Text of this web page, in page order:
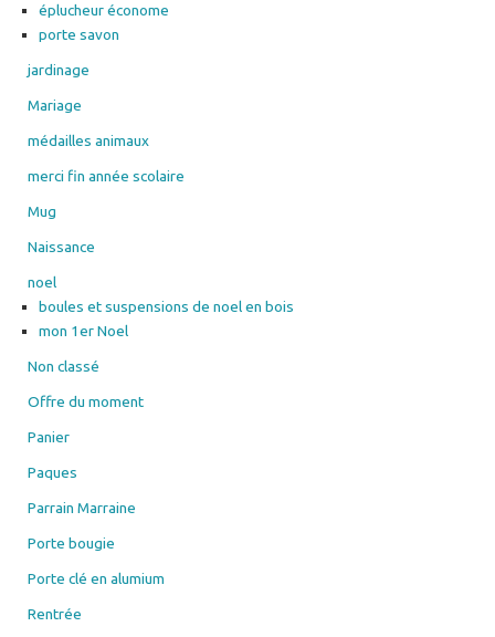
éplucheur économe
porte savon
jardinage
Mariage
médailles animaux
merci fin année scolaire
Mug
Naissance
noel
boules et suspensions de noel en bois
mon 1er Noel
Non classé
Offre du moment
Panier
Paques
Parrain Marraine
Porte bougie
Porte clé en alumium
Rentrée